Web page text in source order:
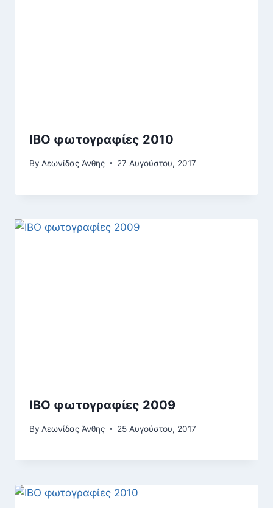
ΙΒΟ φωτογραφίες 2010
By Λεωνίδας Άνθης 27 Αυγούστου, 2017
IBO φωτογραφίες 2009
By Λεωνίδας Άνθης 25 Αυγούστου, 2017